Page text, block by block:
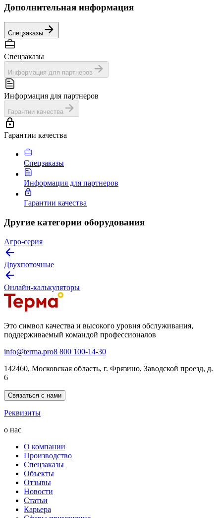
Дополнительная информация
Спецзаказы
Спецзаказы
Информация для партнеров
Информация для партнеров
Гарантии качества
Гарантии качества
Спецзаказы
Информация для партнеров
Гарантии качества
Другие категории оборудования
Агро-серия
Двухпоточные
Онлайн-калькуляторы
Это символ качества и высокого уровня обслуживания,
поддерживаемый командой профессионалов
info@terma.pro8 800 100-14-30
142460, Московская область, г. Фрязино, Заводской проезд, д.
6
Связаться с нами
Реквизиты
о нас
О компании
Производство
Спецзаказы
Объекты
Отзывы
Новости
Статьи
Карьера